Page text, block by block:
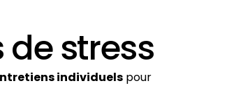
de stress
individuels pour